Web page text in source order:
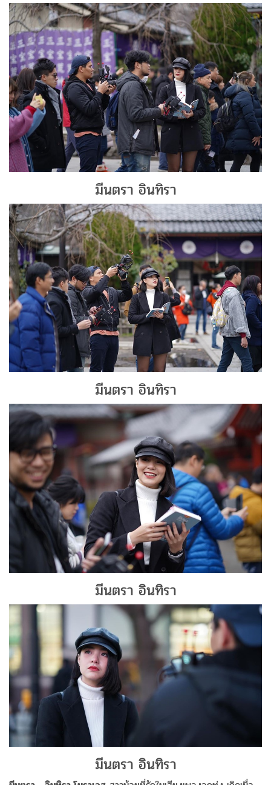
มีนตรา อินทิรา
มีนตรา อินทิรา
มีนตรา อินทิรา
มีนตรา อินทิรา